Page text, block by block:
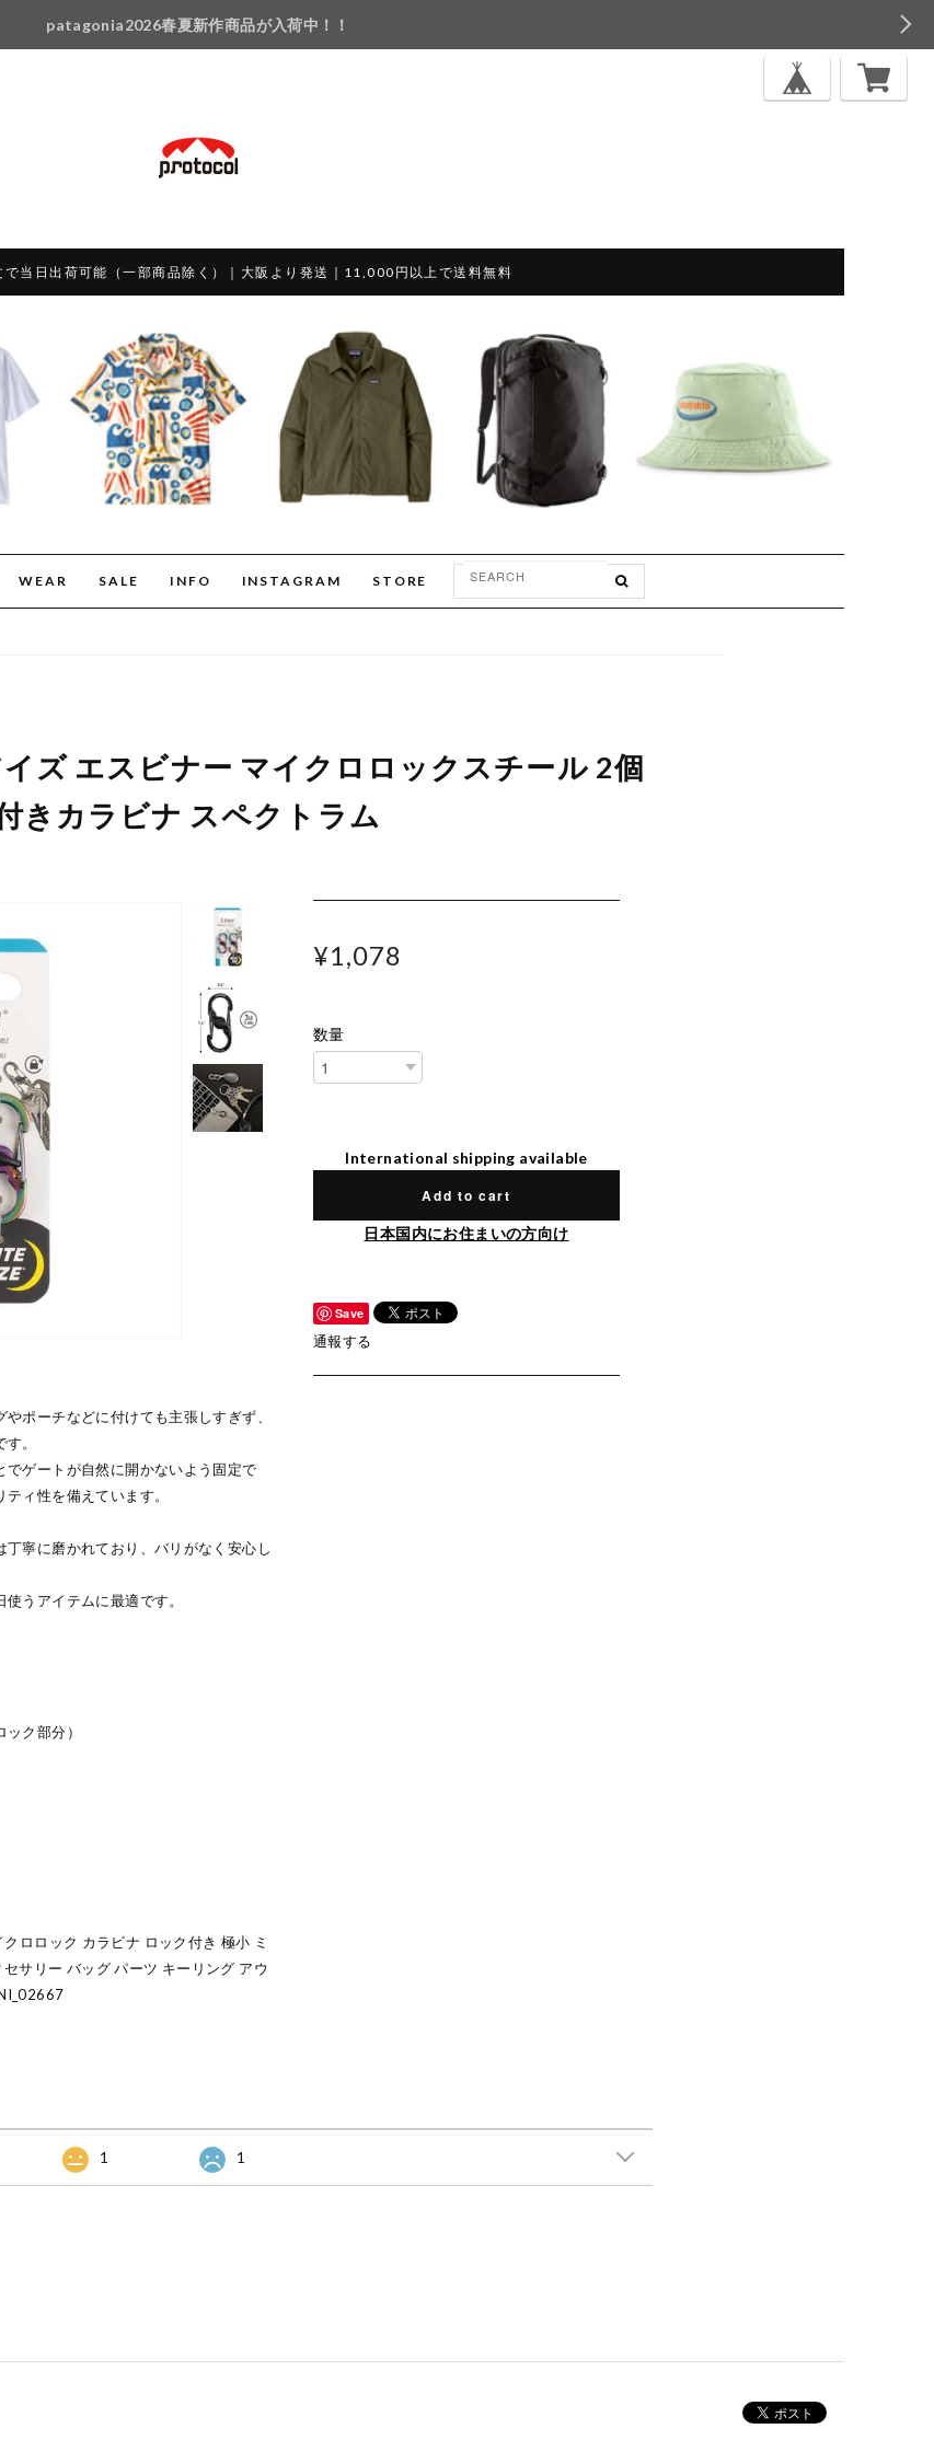
patagonia2026春夏新作商品が入荷中！！
で当日出荷可能（一部商品除く）｜大阪より発送｜11,000円以上で送料無料
WEAR SALE INFO INSTAGRAM STORE
ズ エスビナー マイクロロックスチール 2個
きカラビナ スペクトラム
ポーチなどに付けても主張しすぎず、
。
ゲートが自然に開かないよう固定で
ィ性を備えています。
寧に磨かれており、バリがなく安心し
うアイテムに最適です。
ク部分）
ロロック カラビナ ロック付き 極小 ミ
サリー バッグ パーツ キーリング アウ
¥1,078
数量
International shipping available
Add to cart
日本国内にお住まいの方向け
Save
通報する
1 1